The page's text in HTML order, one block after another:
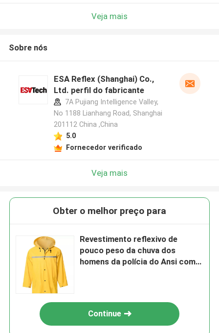
Veja mais
Sobre nós
ESA Reflex (Shanghai) Co.,
Ltd. perfil do fabricante
7A Pujiang Intelligence Valley,
No 1188 Lianhang Road, Shanghai
201112 China ,China
5.0
Fornecedor verificado
Veja mais
Obter o melhor preço para
Revestimento reflexivo de
pouco peso da chuva dos
homens da polícia do Ansi com
Continue